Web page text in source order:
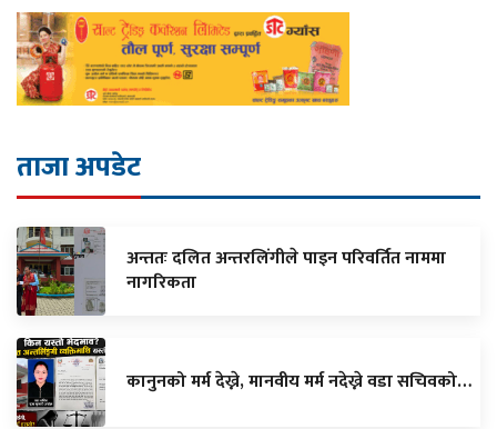
ताजा अपडेट
अन्ततः दलित अन्तरलिंगीले पाइन परिवर्तित नाममा
नागरिकता
कानुनको मर्म देख्ने, मानवीय मर्म नदेख्ने वडा सचिवको…